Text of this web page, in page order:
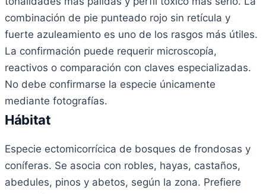
combinación de pie punteado rojo sin retícula y
fuerte azuleamiento es uno de los rasgos más útiles.
La confirmación puede requerir microscopía,
reactivos o comparación con claves especializadas.
No debe confirmarse la especie únicamente
mediante fotografías.
Hábitat
Especie ectomicorrícica de bosques de frondosas y
coníferas. Se asocia con robles, hayas, castaños,
abedules, pinos y abetos, según la zona. Prefiere